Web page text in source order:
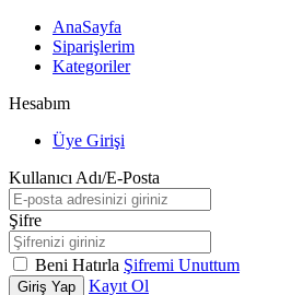
AnaSayfa
Siparişlerim
Kategoriler
Hesabım
Üye Girişi
Kullanıcı Adı/E-Posta
Şifre
Beni Hatırla Şifremi Unuttum
Giriş Yap
Kayıt Ol